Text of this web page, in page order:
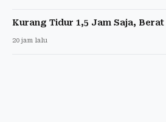
Kurang Tidur 1,5 Jam Saja, Berat
20 jam lalu